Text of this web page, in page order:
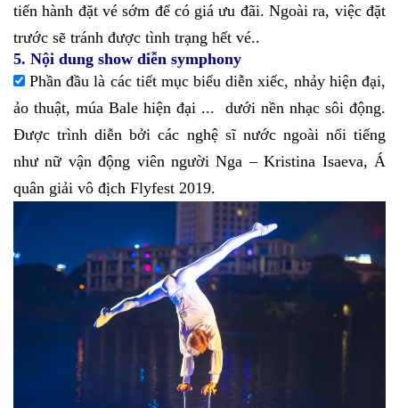
tiến hành đặt vé sớm để có giá ưu đãi. Ngoài ra, việc đặt
trước sẽ tránh được tình trạng hết vé..
5. Nội dung show diễn symphony
Phần đầu là các tiết mục biểu diễn xiếc, nhảy hiện đại,
ảo thuật, múa Bale hiện đại ... dưới nền nhạc sôi động.
Được trình diễn bởi các nghệ sĩ nước ngoài nổi tiếng
như nữ vận động viên người Nga – Kristina Isaeva, Á
quân giải vô địch Flyfest 2019.